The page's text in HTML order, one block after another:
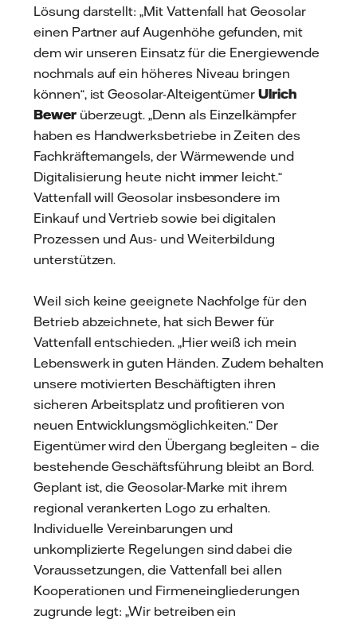
Lösung darstellt: „Mit Vattenfall hat Geosolar
einen Partner auf Augenhöhe gefunden, mit
dem wir unseren Einsatz für die Energiewende
nochmals auf ein höheres Niveau bringen
können“, ist Geosolar-AlteigentümerUlrich
Bewerüberzeugt. „Denn als Einzelkämpfer
haben es Handwerksbetriebe in Zeiten des
Fachkräftemangels, der Wärmewende und
Digitalisierung heute nicht immer leicht.“
Vattenfall will Geosolar insbesondere im
Einkauf und Vertrieb sowie bei digitalen
Prozessen und Aus- und Weiterbildung
unterstützen.
Weil sich keine geeignete Nachfolge für den
Betrieb abzeichnete, hat sich Bewer für
Vattenfall entschieden. „Hier weiß ich mein
Lebenswerk in guten Händen. Zudem behalten
unsere motivierten Beschäftigten ihren
sicheren Arbeitsplatz und profitieren von
neuen Entwicklungsmöglichkeiten.“ Der
Eigentümer wird den Übergang begleiten – die
bestehende Geschäftsführung bleibt an Bord.
Geplant ist, die Geosolar-Marke mit ihrem
regional verankerten Logo zu erhalten.
Individuelle Vereinbarungen und
unkomplizierte Regelungen sind dabei die
Voraussetzungen, die Vattenfall bei allen
Kooperationen und Firmeneingliederungen
zugrunde legt: „Wir betreiben ein